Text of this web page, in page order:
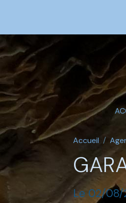
Accueil
Le 02/08/